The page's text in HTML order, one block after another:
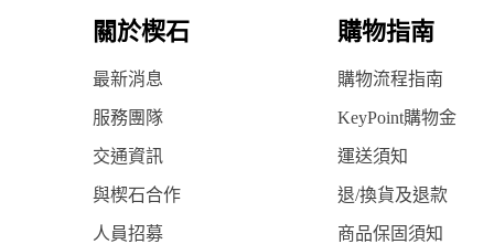
關於楔石 購物指南
最新消息 購物流程指南
服務團隊 KeyPoint購物金
交通資訊 運送須知
與楔石合作 退/換貨及退款
人員招募 商品保固須知